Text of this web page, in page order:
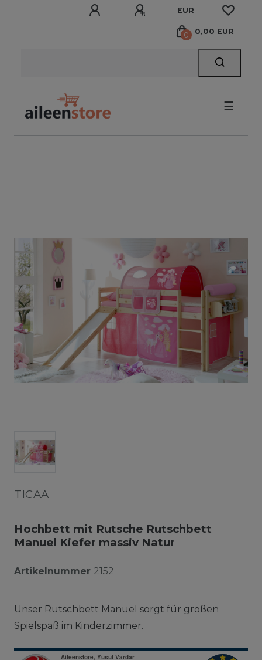
EUR
0 0,00 EUR
☰
TICAA
Hochbett mit Rutsche Rutschbett
Manuel Kiefer massiv Natur
Artikelnummer 2152
Unser Rutschbett Manuel sorgt für großen
Spielspaß im Kinderzimmer.